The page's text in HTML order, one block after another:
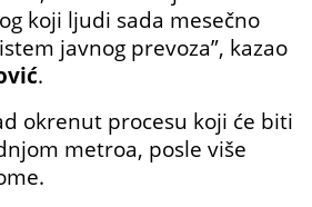
koji ljudi sada mesečno
javnog prevoza”, kazao
.
okrenut procesu koji će biti
metroa, posle više